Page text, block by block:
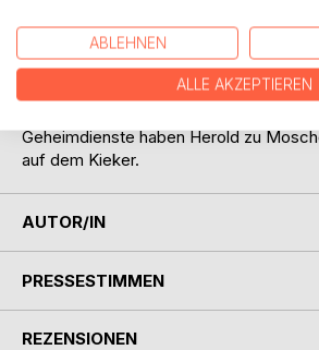
Kampfaufrufe schreiben mit einer
Nun hat er seine Eindrücke grafisch
kryptisch darüber geschrieben, Den
sich hier sehr andenken.
Geheimdienste haben Herold zu
auf dem Kieker.
AUTOR/IN
PRESSESTIMMEN
REZENSIONEN
ABLEHNEN
ALLE AKZEPTIEREN